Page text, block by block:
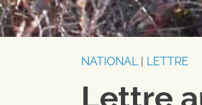
NATIONAL| LETTRE
Lettre